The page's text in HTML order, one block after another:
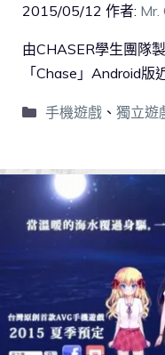
2015/05/12 作者: Mr.
由CHASER學生團隊
「Chase」Android版
手機遊戲、 獨立遊